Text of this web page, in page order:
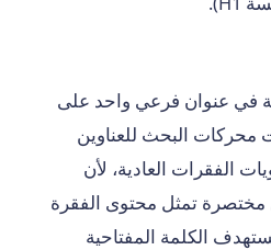
في عنوان فرعي واحد على
محركات البحث للعناوين
الفقرات العادية، لأن
مختصرة تمثل محتوى الفقرة
الكلمة المفتاحية